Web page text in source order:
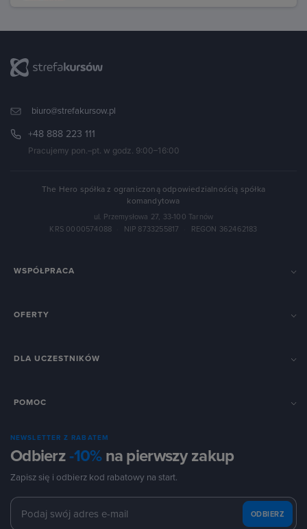
biuro@strefakursow.pl
+48 888 223 111
Pracujemy pon.–pt. w godz. 9:00–16:00
The Hero spółka z ograniczoną odpowiedzialnością spółka
komandytowa
ul. Przemysłowa 27, 33-100 Tarnów
KRS 0000574088
NIP 8733255817 REGON 362462183
WSPÓŁPRACA
OFERTY
DLA UCZESTNIKÓW
POMOC
NEWSLETTER Z RABATEM
Odbierz-10%na pierwszy zakup
Zapisz się i odbierz kod rabatowy na start.
ODBIERZ